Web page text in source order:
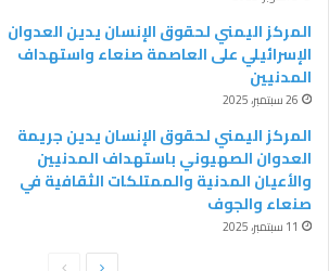
المركز اليمني لحقوق الإنسان يدين العدوان
الإسرائيلي على العاصمة صنعاء واستهداف
المدنيين
26 سبتمبر، 2025
المركز اليمني لحقوق الإنسان يدين جريمة
العدوان الصهيوني باستهداف المدنيين
والأعيان المدنية والممتلكات الثقافية في
صنعاء والجوف
11 سبتمبر، 2025